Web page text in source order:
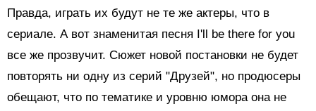
Правда, играть их будут не те же актеры, что в
сериале. А вот знаменитая песня I'll be there for you
все же прозвучит. Сюжет новой постановки не будет
повторять ни одну из серий "Друзей", но продюсеры
обещают, что по тематике и уровню юмора она не